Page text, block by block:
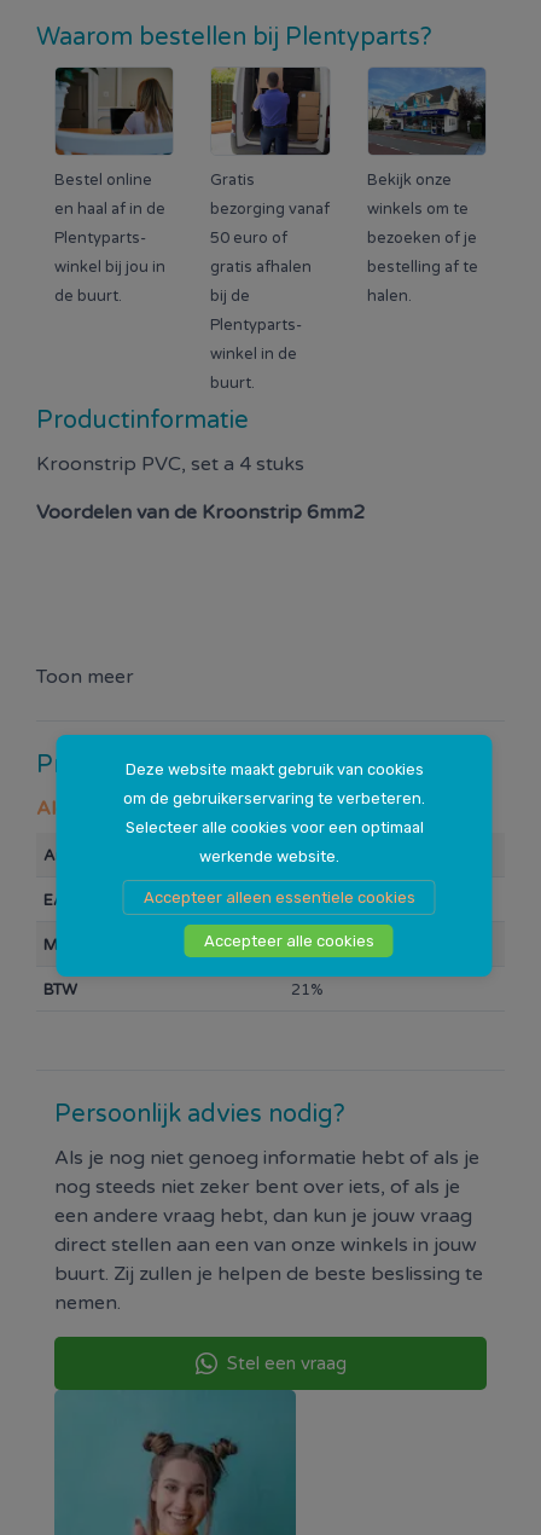
Deze website maakt gebruik van cookies
om de gebruikerservaring te verbeteren.
Selecteer alle cookies voor een optimaal
werkende website.
Accepteer alleen essentiele cookies
Accepteer alle cookies
Waarom bestellen bij Plentyparts?
Bestel online
en haal af in de
Plentyparts-
winkel bij jou in
de buurt.
Gratis
bezorging vanaf
50 euro of
gratis afhalen
bij de
Plentyparts-
winkel in de
buurt.
Bekijk onze
winkels om te
bezoeken of je
bestelling af te
halen.
Productinformatie
Kroonstrip PVC, set a 4 stuks
Voordelen van de Kroonstrip 6mm2
Toon meer
Productspecificaties
Algemeen
Artikelnummer 106278
EAN Barcode 0000071032
Merk Q-link
BTW 21%
Persoonlijk advies nodig?
Als je nog niet genoeg informatie hebt of als je
nog steeds niet zeker bent over iets, of als je
een andere vraag hebt, dan kun je jouw vraag
direct stellen aan een van onze winkels in jouw
buurt. Zij zullen je helpen de beste beslissing te
nemen.
Stel een vraag